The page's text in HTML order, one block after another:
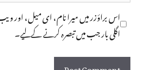
اس براؤزر میں میرا نام، ای میل، اور
اگلی بار جب میں تبصرہ کرنے کےلیے۔